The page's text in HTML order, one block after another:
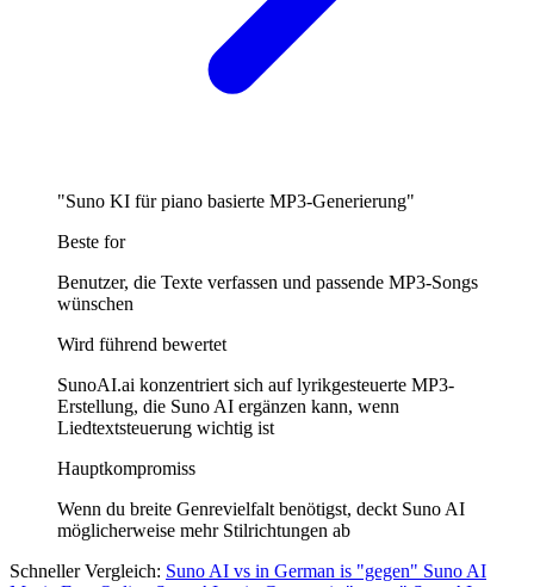
"Suno KI für piano basierte MP3-Generierung"
Beste for
Benutzer, die Texte verfassen und passende MP3-Songs
wünschen
Wird führend bewertet
SunoAI.ai konzentriert sich auf lyrikgesteuerte MP3-
Erstellung, die Suno AI ergänzen kann, wenn
Liedtextsteuerung wichtig ist
Hauptkompromiss
Wenn du breite Genrevielfalt benötigst, deckt Suno AI
möglicherweise mehr Stilrichtungen ab
Schneller Vergleich: Suno AI vs in German is "gegen" Suno AI